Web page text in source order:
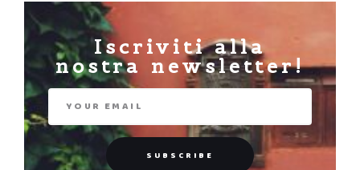
Iscriviti alla
nostra newsletter!